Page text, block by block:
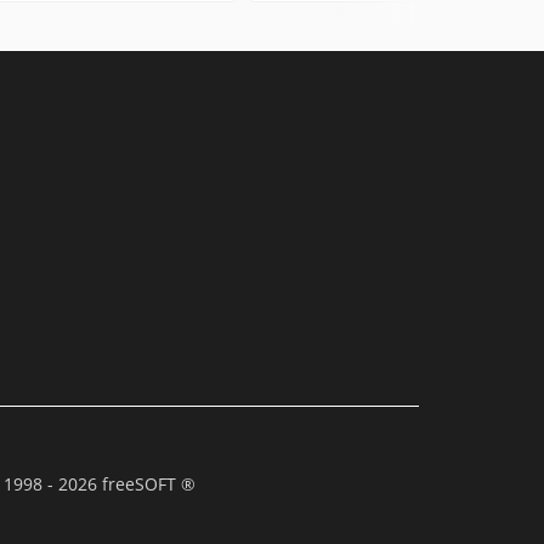
- 2026 freeSOFT ®